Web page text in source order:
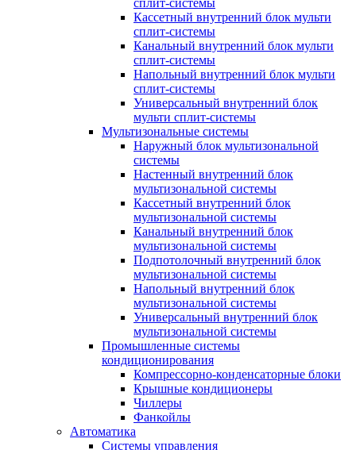
сплит-системы
Кассетный внутренний блок мульти
сплит-системы
Канальный внутренний блок мульти
сплит-системы
Напольный внутренний блок мульти
сплит-системы
Универсальный внутренний блок
мульти сплит-системы
Мультизональные системы
Наружный блок мультизональной
системы
Настенный внутренний блок
мультизональной системы
Кассетный внутренний блок
мультизональной системы
Канальный внутренний блок
мультизональной системы
Подпотолочный внутренний блок
мультизональной системы
Напольный внутренний блок
мультизональной системы
Универсальный внутренний блок
мультизональной системы
Промышленные системы
кондиционирования
Компрессорно-конденсаторные блоки
Крышные кондиционеры
Чиллеры
Фанкойлы
Автоматика
Системы управления